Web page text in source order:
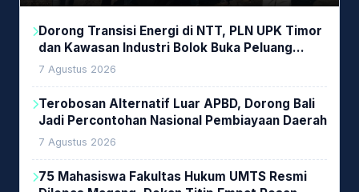
Dorong Transisi Energi di NTT, PLN UPK Timor
dan Kawasan Industri Bolok Buka Peluang
Investasi Woodchip untuk Cofiring PLTU Bolok
7 Agustus 2026
Terobosan Alternatif Luar APBD, Dorong Bali
Jadi Percontohan Nasional Pembiayaan Daerah
7 Agustus 2026
75 Mahasiswa Fakultas Hukum UMTS Resmi